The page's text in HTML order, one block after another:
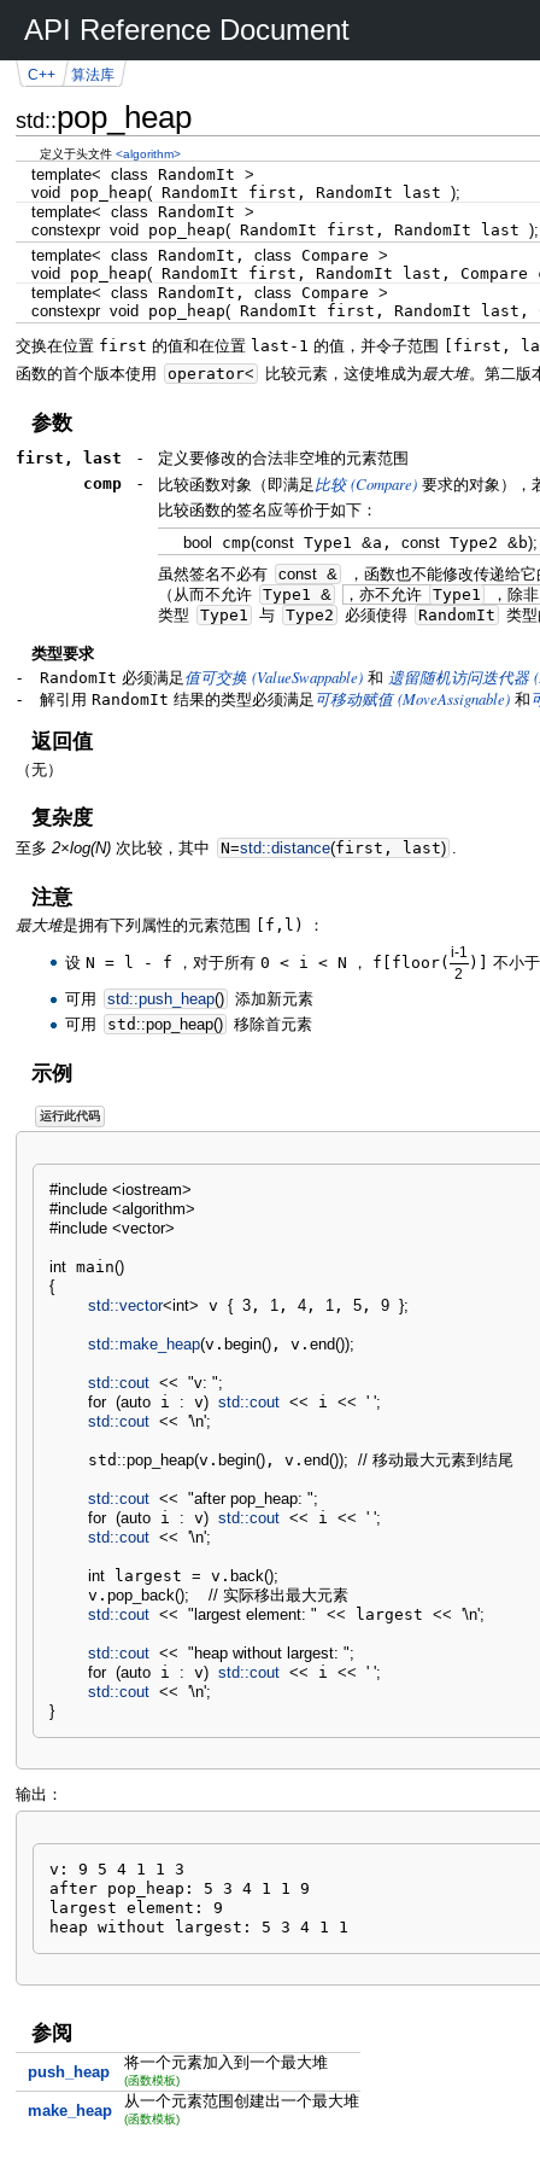
API Reference Document
std::pop_heap
C++ 算法库
定义于头文件<algorithm>
template< class RandomIt >
void pop_heap(RandomIt first, RandomIt last );
template< class RandomIt >
constexpr void pop_heap(RandomIt first, RandomIt last );
template< class RandomIt, class Compare >
void pop_heap(RandomIt first, RandomIt last, Compare
template< class RandomIt, class Compare >
constexpr void pop_heap(RandomIt first, RandomIt last,
交换在位置 first 的值和在位置 last-1 的值，并令子范围
[first,
函数的首个版本使用
operator< 比较元素，这使堆成为最大堆。第二版
参数
first, last -
定义要修改的合法非空堆的元素范围
comp
- 比较函数对象（即满足 比较 (Compare) 要求的对象），
比较函数的签名应等价于如下：
bool cmp(constType1 &a, constType2 & b);
虽然签名不必有 const &
，函数也不能修改传递给
（从而不允许 Type1 & ，亦不允许 Type1
，除
类型
Type1 与 Type2 必须使得 RandomIt 类
类型要求
-
RandomIt 必须满足 值可交换 (ValueSwappable) 和 遗留随机访问迭代器
- 解引用RandomIt 结果的类型必须满足 可移动赋值 (MoveAssignable) 和
返回值
（无）
复杂度
至多 2×log(N)次比较，其中 N=std::distance(first, last)
注意
最大堆是拥有下列属性的元素范围 [f,l) ：
设 N = l - f ，对于所有 0 < i < N ， f[floor(
i-1
2
)] 不小
可用 std::push_heap()
添加新元素
可用
std ::pop_heap() 移除首元素
示例
运行此代码
#include <iostream>
#include <algorithm>
#include <vector>
int main()
{
std::vector<int> v { 3, 1 , 4, 1 , 5, 9 };
std::make_heap(v. begin(), v. end());
std::cout << "v: ";
for (auto i : v) std::cout << i << ' ';
std::cout << '\n';
    std
::pop_heap(v. begin(), v. end()); // 移动最大元素到结尾
std::cout << "after pop_heap: ";
for (auto i : v) std::cout << i << ' ';
std::cout << '\n';
int largest = v. back();
    v.
pop_back();
// 实际移出最大元素
std::cout << "largest element: " << largest << '\n';
std::cout << "heap without largest: ";
for (auto i : v) std::cout << i << ' ';
std::cout << '\n';
}
输出：
v: 9 5 4 1 1 3
after pop_heap: 5 3 4 1 1 9
largest element: 9
heap without largest: 5 3 4 1 1
参阅
push_heap
将一个元素加入到一个最大堆
(函数模板)
make_heap
从一个元素范围创建出一个最大堆
(函数模板)